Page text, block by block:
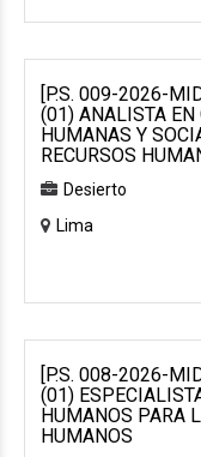
[P.S. 009-2026-
(01) ANALISTA EN
HUMANAS Y
RECURSOS
Desierto
Lima
[P.S. 008-2026-
(01)
HUMANOS PARA
HUMANOS